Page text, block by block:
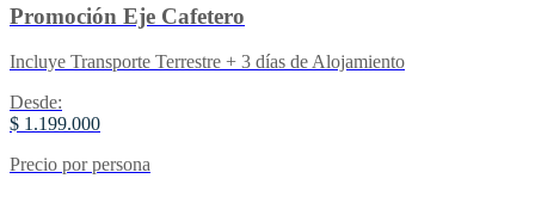
Promoción Eje Cafetero
Incluye Transporte Terrestre + 3 días de Alojamiento
Desde:
$ 1.199.000
Precio por persona